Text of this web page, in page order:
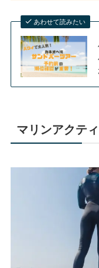
あわせて読みたい
マリンアクテ